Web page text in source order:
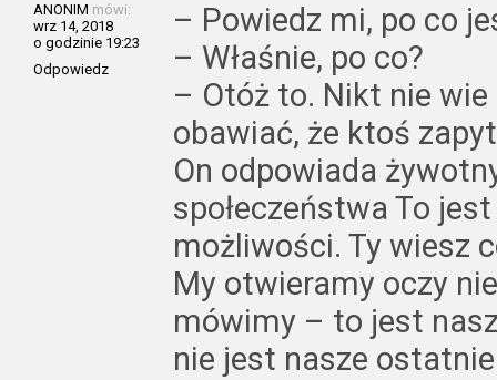
ANONIM mówi:
wrz 14, 2018
o godzinie 19:23
Odpowiedz
– Powiedz mi, po co
– Właśnie, po co?
– Otóż to. Nikt nie
obawiać, że ktoś
On odpowiada
społeczeństwa To
możliwości. Ty wiesz
My otwieramy oczy
mówimy – to jest
nie jest nasze ostatnie